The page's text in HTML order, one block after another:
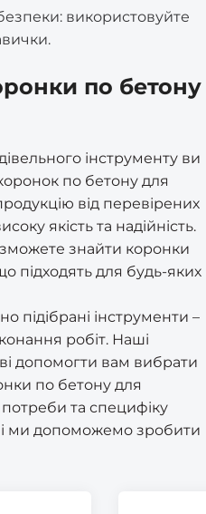
використовуйте
по бетону
інструменту ви
по бетону для
від перевірених
якість та надійність.
знайти коронки
підходять для будь-яких
підібрані інструменти –
робіт. Наші
допомогти вам вибрати
по бетону для
та специфіку
і ми допоможемо зробити